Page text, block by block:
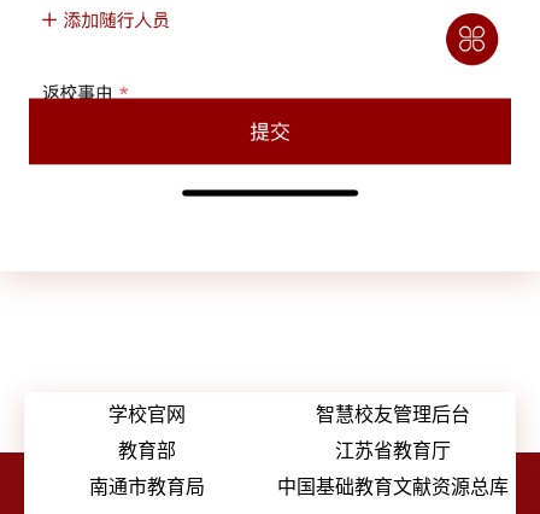
学校官网
智慧校友管理后台
教育部
江苏省教育厅
南通市教育局
中国基础教育文献资源总库